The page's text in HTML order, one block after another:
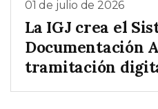
01 de julio de 2026
La IGJ crea el
Documentación
tramitación